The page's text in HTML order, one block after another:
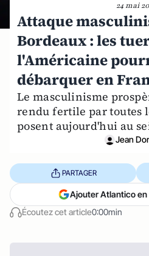
24 mai
Attaque
Bordeaux : les
l'Américaine
débarquer en
Le masculinisme
rendu fertile par toutes
posent aujourd'hui au
Jean
Écoutez cet article0:00min
PARTAGER
Ajouter Atlantico en